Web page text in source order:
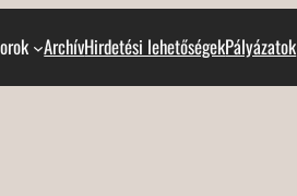
ArchívHirdetési lehetőségekPályázatok